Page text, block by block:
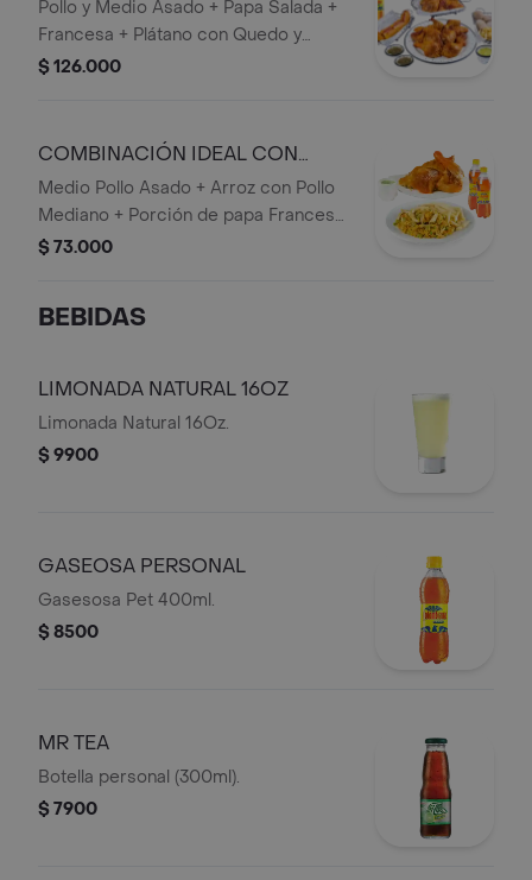
Pollo y Medio Asado + Papa Salada +
Francesa + Plátano con Quedo y
Bocadillo + 1 bebida 1,5 lts.
$ 126.000
COMBINACIÓN IDEAL CON
ARROZ CON POLLO
Medio Pollo Asado + Arroz con Pollo
Mediano + Porción de papa Francesa
+ 2 bebidas personales.
$ 73.000
BEBIDAS
LIMONADA NATURAL 16OZ
Limonada Natural 16Oz.
$ 9900
GASEOSA PERSONAL
Gasesosa Pet 400ml.
$ 8500
MR TEA
Botella personal (300ml).
$ 7900